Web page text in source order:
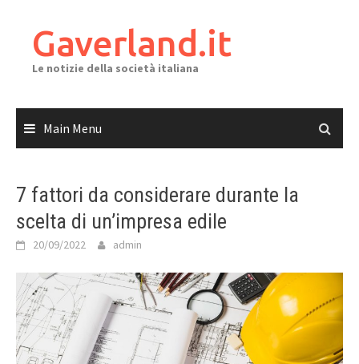
contentGaverland.it
Le notizie della società italiana
Main Menu
7 fattori da considerare durante la
scelta di un’impresa edile
20/09/2022 admin